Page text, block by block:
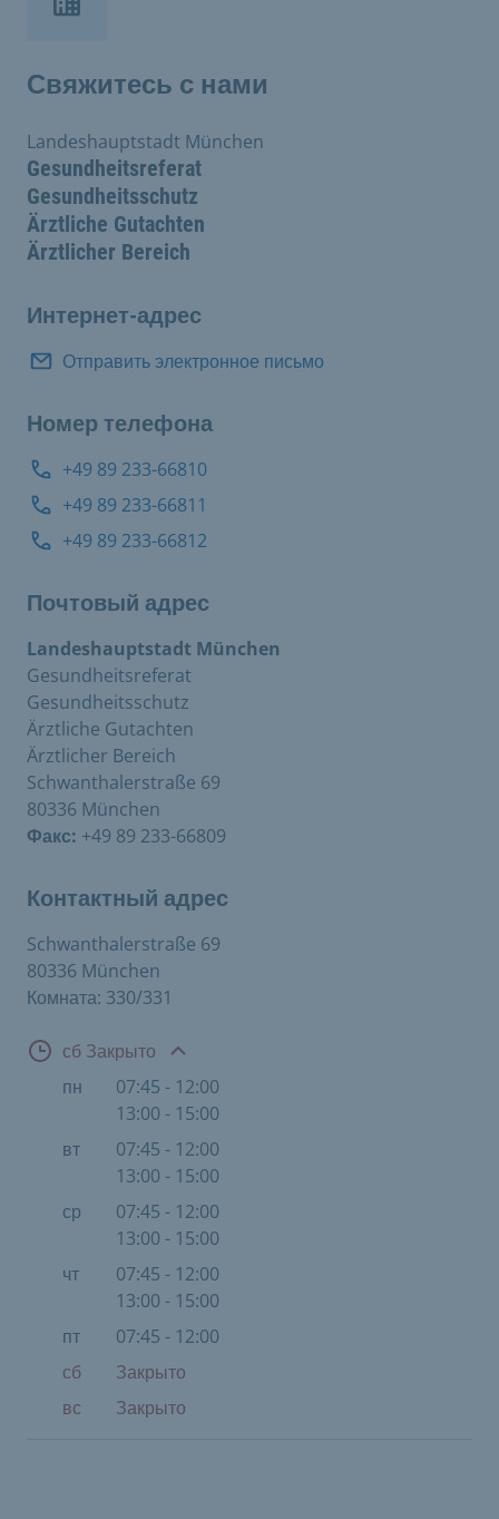
Свяжитесь с нами
Gesundheitsreferat
Gesundheitsschutz
Ärztliche Gutachten
Ärztlicher Bereich
Landeshauptstadt München
Интернет-адрес
Отправить электронное письмо
Номер телефона
+49 89 233-66810
+49 89 233-66811
+49 89 233-66812
Почтовый адрес
Landeshauptstadt München
Gesundheitsreferat
Gesundheitsschutz
Ärztliche Gutachten
Ärztlicher Bereich
Schwanthalerstraße 69
80336 München
Факс: +49 89 233-66809
Контактный адрес
Schwanthalerstraße 69
80336 München
Комната: 330/331
Открытосб Закрыто
пн
07:45 - 12:00
13:00 - 15:00
вт
07:45 - 12:00
13:00 - 15:00
ср
07:45 - 12:00
13:00 - 15:00
чт
07:45 - 12:00
13:00 - 15:00
пт
07:45 - 12:00
сб
Закрыто
вс
Закрыто